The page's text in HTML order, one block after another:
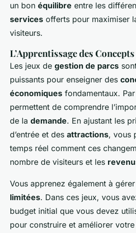
un bon équilibre entre les
services offerts pour maximiser
visiteurs.
L’Apprentissage des
Les jeux de gestion de parcs
puissants pour enseigner des
économiques fondamentaux.
permettent de comprendre
de la demande. En ajustant les
d’entrée et des attractions, vous
temps réel comment ces
nombre de visiteurs et les
Vous apprenez également à
limitées. Dans ces jeux, vous
budget initial que vous devez
pour construire et améliorer votre